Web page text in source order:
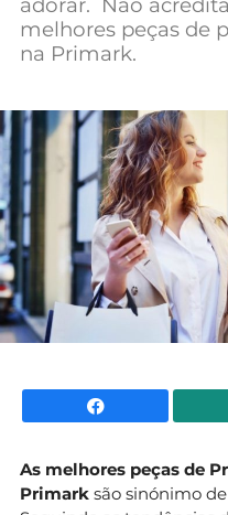
Mundial
melhores peças de
na Primark.
As melhores peças de
Primark são sinónimo